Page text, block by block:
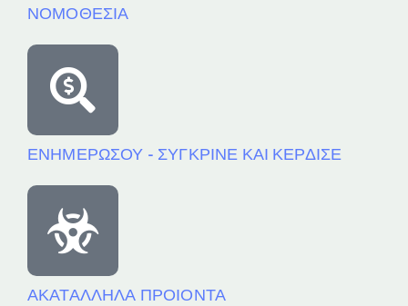
ΝΟΜΟΘΕΣΙΑ
ΕΝΗΜΕΡΩΣΟΥ - ΣΥΓΚΡΙΝΕ ΚΑΙ ΚΕΡΔΙΣΕ
ΑΚΑΤΑΛΛΗΛΑ ΠΡΟΙΟΝΤΑ